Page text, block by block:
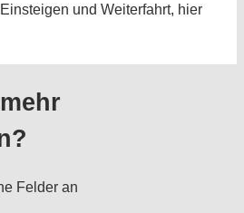
und Weiterfahrt, hier
Felder an